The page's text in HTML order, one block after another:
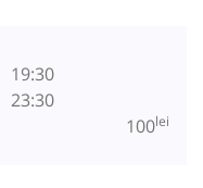
19:30
23:30
100lei